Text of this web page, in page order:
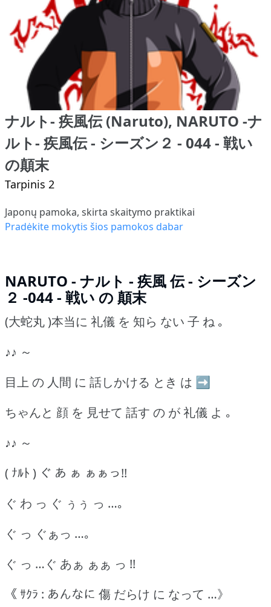
ナルト- 疾風伝 (Naruto), NARUTO -ナ
ルト- 疾風伝 - シーズン２ - 044 - 戦い
の顛末
Tarpinis 2
Japonų pamoka, skirta skaitymo praktikai
Pradėkite mokytis šios pamokos dabar
NARUTO - ナルト - 疾風 伝 - シーズン
２ -044 - 戦い の 顛末
(大蛇丸 )本当に 礼儀 を 知ら ない 子 ね ｡
♪♪ ～
目上 の 人間 に 話しかける とき は ➡
ちゃんと 顔 を 見せて 話す の が 礼儀 よ ｡
♪♪ ～
( ﾅﾙﾄ ) ぐ あ ぁ ぁぁっ!!
ぐ わ っ ぐ ぅぅ っ …｡
ぐ っ ぐぁっ …｡
ぐ っ …ぐ あぁ ぁぁ っ !!
《 ｻｸﾗ : あんなに 傷 だらけ に なって …》